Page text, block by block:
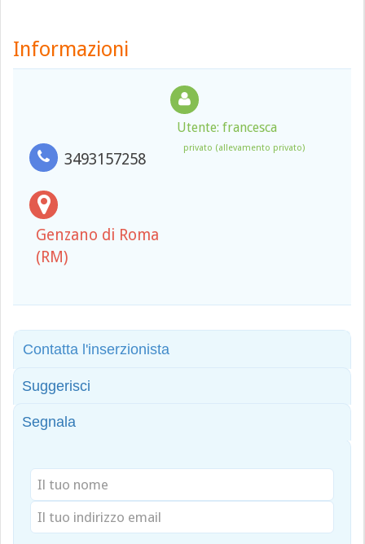
Informazioni
3493157258
Utente: francesca
privato (allevamento privato)
Genzano di Roma
(RM)
Contatta l'inserzionista
Suggerisci
Segnala